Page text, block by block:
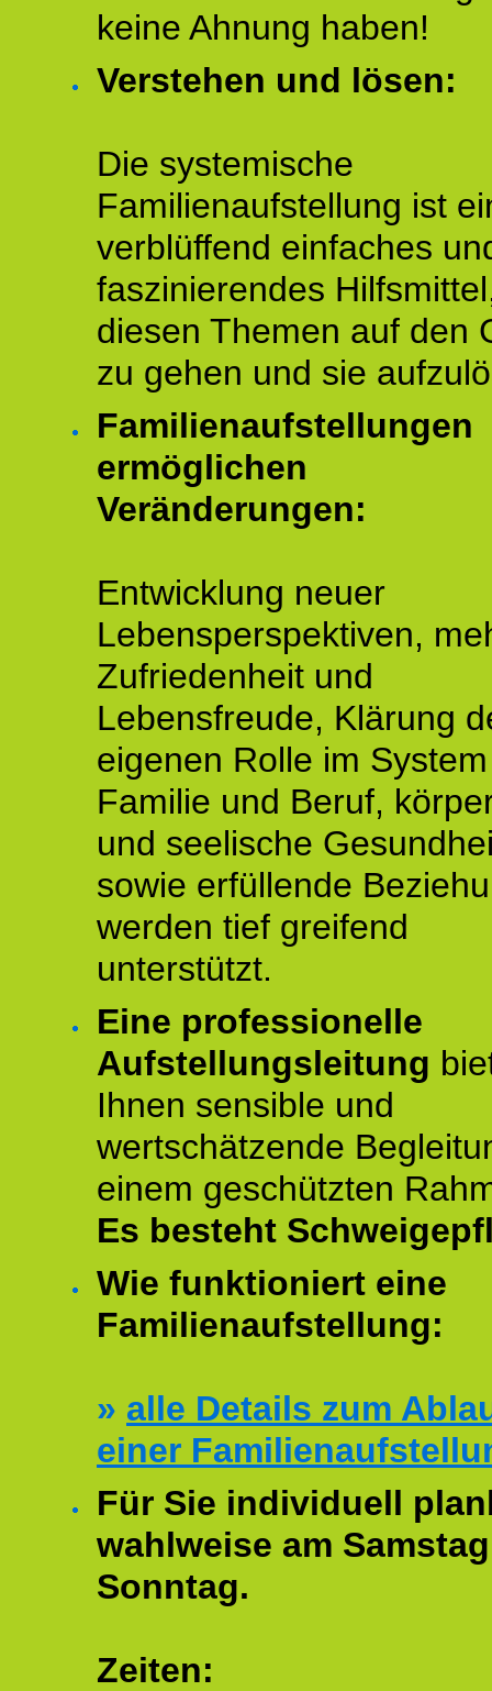
keine Ahnung haben!
Verstehen und lösen:
Die systemische
Familienaufstellung ist
verblüffend einfaches
faszinierendes
diesen Themen auf den
zu gehen und sie
Familienaufstellungen
ermöglichen
Veränderungen:
Entwicklung neuer
Lebensperspektiven,
Zufriedenheit und
Lebensfreude, Klärung
eigenen Rolle im
Familie und Beruf,
und seelische
sowie erfüllende
werden tief greifend
unterstützt.
Eine professionelle
Aufstellungsleitung
Ihnen sensible und
wertschätzende
einem geschützten
Es besteht
Wie funktioniert eine
Familienaufstellung:
» alle Details zum
einer
Für Sie individuell
wahlweise am
Sonntag.
Zeiten: